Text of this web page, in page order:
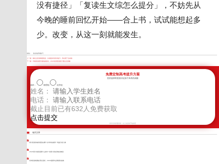
没有捷径」「复读生文综怎么提分」，不妨先从
今晚的睡前回忆开始——合上书，试试能想起多
少。改变，从这一刻就能发生。
标签： 政史地背诵技巧
上一篇： 物化生复读刷题复盘：从错题本到高考提分，我走通了这条路
下一篇：
河南复读家长最怕踩的坑，2026高考复读复习重点全拆解
免费定制高考提升方案
您的选择将直接决定孩子高考的成败
选科： 物理组 化学组
姓名：
电话：
截止目前已有632 人免费获取
新学高考郑重承诺，以上信息将严格保密
相关文章
四川复读价格到底贵在哪？从学科短板算一笔提分投入账
2026四川省复读要什么条件？政策+报名资格全解读
高考复读档案处理全流程，2026届家长必看避坑指南